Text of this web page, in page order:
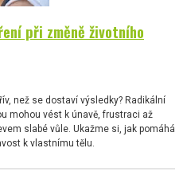
při změně životního
než se dostaví výsledky? Radikální
mohou vést k únavě, frustraci až
slabé vůle. Ukažme si, jak pomáhá
k vlastnímu tělu.